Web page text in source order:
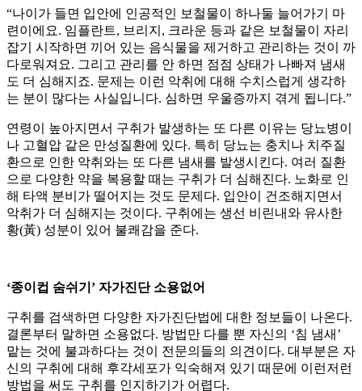
“나이가 들면 입안에 인공적인 보철물이 하나둘 늘어가기 마
련이에요. 임플란트, 브리지, 크라운 등과 같은 보철물이 자리
잡기 시작하면 끼어 있는 음식물을 제거하고 관리하는 것이 까
다로워져요. 그리고 관리를 안 하면 점점 상태가 나빠져 냄새
도 더 심해지죠. 문제는 이런 악취에 대해 수치스럽게 생각하
는 분이 많다는 사실입니다. 심하면 우울증까지 겪게 됩니다.”
연령이 높아지면서 구취가 발생하는 또 다른 이유는 당뇨병이
나 고혈압 같은 만성질환에 있다. 특히 당뇨는 충치나 치주질
환으로 인한 악취와는 또 다른 냄새를 발생시킨다. 여러 질환
으로 다양한 약을 복용할 때는 구취가 더 심해진다. 노화로 인
해 타액 분비가 떨어지는 것도 문제다. 입안이 건조해지면서
악취가 더 심해지는 것이다. 구취에는 생선 비린내와 유사한
황(黃) 성분이 있어 불쾌감을 준다.
‘종이컵 숨쉬기’ 자가진단 소용없어
구취를 검색하면 다양한 자가진단법에 대한 정보들이 나온다.
결론부터 말하면 소용없다. 방법만 다를 뿐 자신의 ‘침 냄새’
맡는 것에 불과하다는 것이 전문의들의 의견이다. 대부분은 자
신의 구취에 대해 후각세포가 익숙해져 있기 때문에 이런저런
방법을 써도 구취를 인지하기가 어렵다.